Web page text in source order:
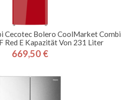
Cecotec Bolero CoolMarket Combi
Red E Kapazität Von 231 Liter
Preis
669,50 €